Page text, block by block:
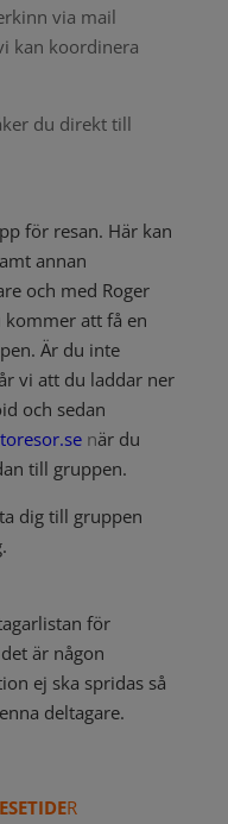
via mail
kan koordinera
du direkt till
för resan. Här kan
annan
och med Roger
att få en
Är du inte
vi att du laddar ner
och sedan
när du
till gruppen.
dig till gruppen
för
är någon
ej ska spridas så
deltagare.
R